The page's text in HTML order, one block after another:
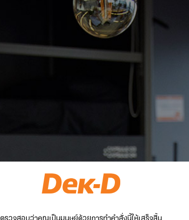
ตรวจสอบว่าคุณเป็นมนุษย์ด้วยการทำคำสั่งนี้ให้เสร็จสิ้น